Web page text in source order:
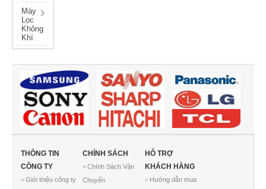
Máy
Lọc
Không
Khí
THÔNG TIN
CÔNG TY
> Giới thiệu công ty
CHÍNH SÁCH
> Chính Sách Vận
Chuyển
HỖ TRỢ
KHÁCH HÀNG
>Hướng dẫn mua